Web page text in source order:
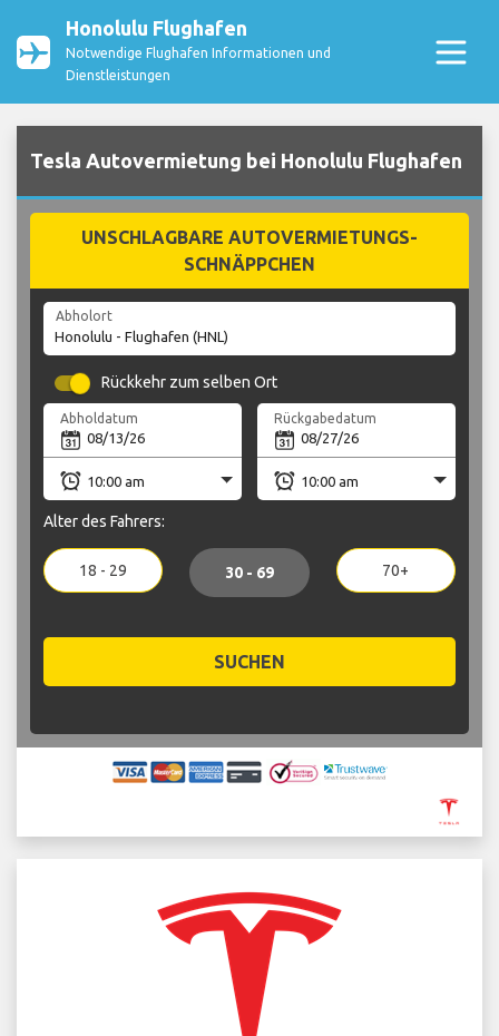
Honolulu Flughafen
Notwendige Flughafen Informationen und
Dienstleistungen
Tesla Autovermietung bei Honolulu Flughafen
UNSCHLAGBARE AUTOVERMIETUNGS-
SCHNÄPPCHEN
Abholort
Rückkehr zum selben Ort
Abholdatum Rückgabedatum
Alter des Fahrers:
18 - 29 30 - 69 70+
SUCHEN